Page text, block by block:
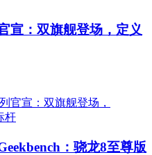
宣：双旗舰登场，定义
：骁龙8至尊版